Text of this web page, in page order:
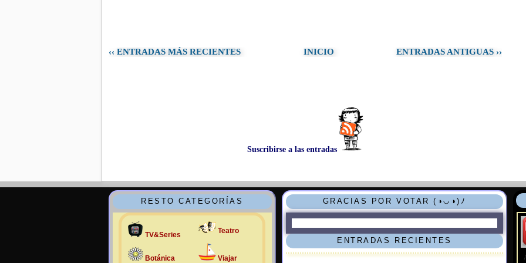
‹‹ ENTRADAS MÁS RECIENTES ENTRADAS ANTIGUAS ››
INICIO
Suscribirse a las entradas
RESTO CATEGORÍAS
TV&Series
Botánica
Teatro
Viajar
GRACIAS POR VOTAR (◑◡◑)ﾉ
ENTRADAS RECIENTES